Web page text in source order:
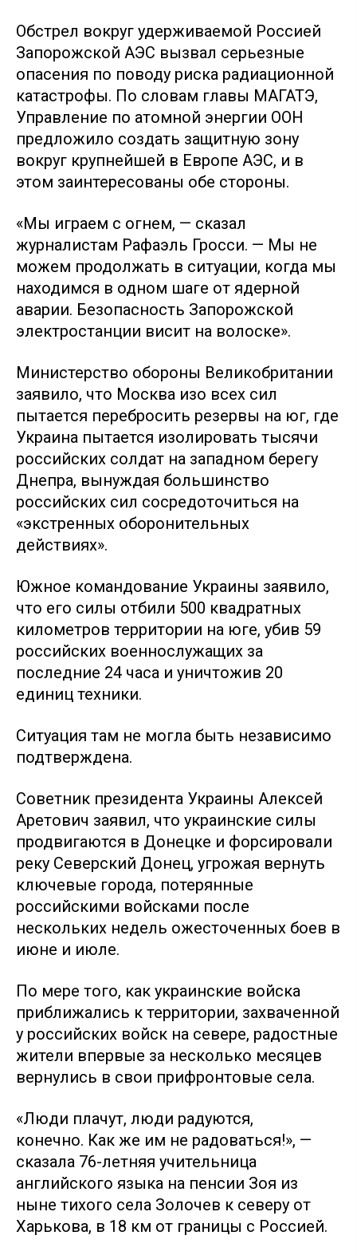
Обстрел вокруг удерживаемой Россией
Запорожской АЭС вызвал серьезные
опасения по поводу риска радиационной
катастрофы. По словам главы МАГАТЭ,
Управление по атомной энергии ООН
предложило создать защитную зону
вокруг крупнейшей в Европе АЭС, и в
этом заинтересованы обе стороны.
«Мы играем с огнем, — сказал
журналистам Рафаэль Гросси. — Мы не
можем продолжать в ситуации, когда мы
находимся в одном шаге от ядерной
аварии. Безопасность Запорожской
электростанции висит на волоске».
Министерство обороны Великобритании
заявило, что Москва изо всех сил
пытается перебросить резервы на юг, где
Украина пытается изолировать тысячи
российских солдат на западном берегу
Днепра, вынуждая большинство
российских сил сосредоточиться на
«экстренных оборонительных
действиях».
Южное командование Украины заявило,
что его силы отбили 500 квадратных
километров территории на юге, убив 59
российских военнослужащих за
последние 24 часа и уничтожив 20
единиц техники.
Ситуация там не могла быть независимо
подтверждена.
Советник президента Украины Алексей
Аретович заявил, что украинские силы
продвигаются в Донецке и форсировали
реку Северский Донец, угрожая вернуть
ключевые города, потерянные
российскими войсками после
нескольких недель ожесточенных боев в
июне и июле.
По мере того, как украинские войска
приближались к территории, захваченной
у российских войск на севере, радостные
жители впервые за несколько месяцев
вернулись в свои прифронтовые села.
«Люди плачут, люди радуются,
конечно. Как же им не радоваться!», —
сказала 76-летняя учительница
английского языка на пенсии Зоя из
ныне тихого села Золочев к северу от
Харькова, в 18 км от границы с Россией.